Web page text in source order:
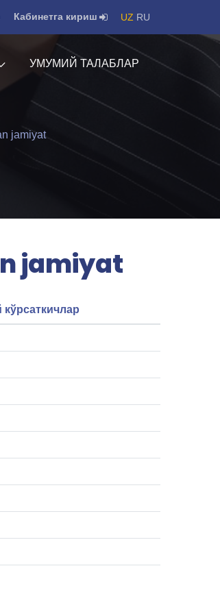
Кабинетга кириш UZ RU
УМУМИЙ ТАЛАБЛАР
jamiyat
jamiyat